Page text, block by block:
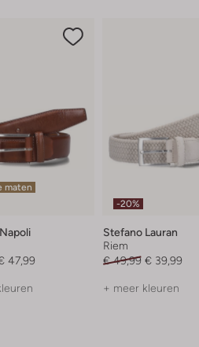
maten
47,99
-20%
Stefano Lauran
Riem
€ 49,99 € 39,99
+ meer kleuren